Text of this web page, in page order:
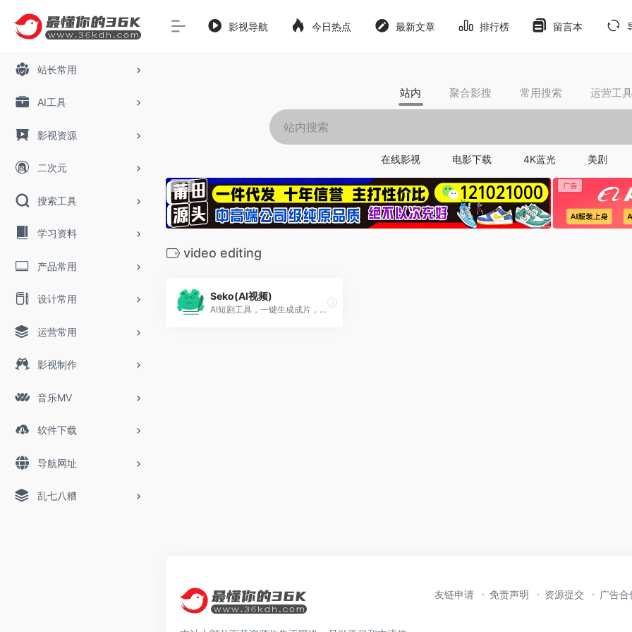
站长常用
AI工具
影视资源
二次元
搜索工具
学习资料
产品常用
设计常用
运营常用
影视制作
音乐MV
软件下载
导航网址
乱七八糟
影视导航 今日热点 最新文章 排行榜 留言本
站内 聚合影搜 常用搜索 运营工具
在线影视 电影下载 4K蓝光 美剧
video editing
Seko(AI视频)
AI短剧工具，一键生成成片，低成本批量产出短视频，让内容创作效率倍增，人人都能高效出片。
友链申请 免责声明 资源提交 广告合